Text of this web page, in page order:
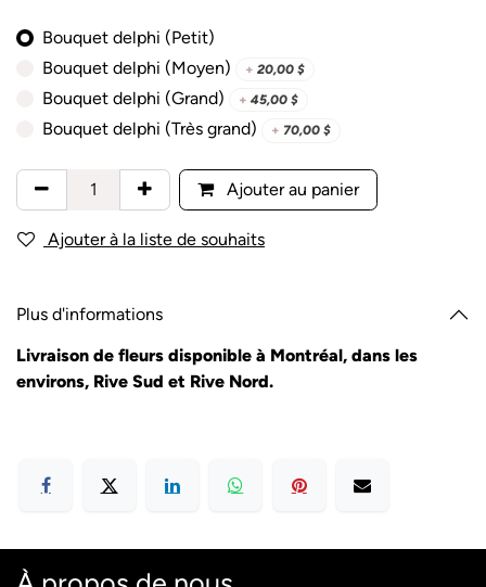
Bouquet delphi (Petit)
Bouquet delphi (Moyen)
+ 20,00$
Bouquet delphi (Grand) + 45,00$
Bouquet delphi (Très grand) + 70,00$
Ajouter au panier
Ajouter à la liste de souhaits
Plus d'informations
Livraison de fleurs disponible à Montréal, dans les
environs, Rive Sud et Rive Nord.